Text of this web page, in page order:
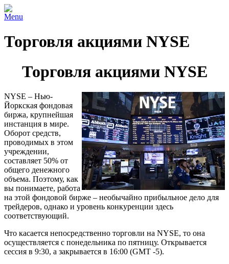
Menu
Торговля акциями NYSE
Торговля акциями NYSE
NYSE – Нью-
Йоркская фондовая
биржа, крупнейшая
инстанция в мире.
Оборот средств,
проводимых в этом
учреждении,
составляет 50% от
общего денежного
объема. Поэтому, как
вы понимаете, работа
на этой фондовой бирже – необычайно прибыльное дело для
трейдеров, однако и уровень конкуренции здесь
соответствующий.
Что касается непосредственно торговли на NYSE, то она
осуществляется с понедельника по пятницу. Открывается
сессия в 9:30, а закрывается в 16:00 (GMT -5).